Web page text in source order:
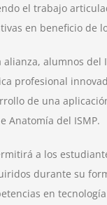
el trabajo
en beneficio de
alianza, alumnos del
profesional
de una
Anatomía del ISMP.
a los
durante su
en